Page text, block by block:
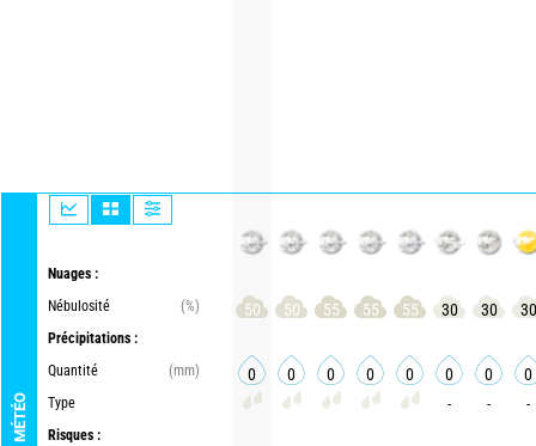
MÉTÉO
Nuages :
Nébulosité
(%)
Précipitations :
Quantité
(mm)
Type
Risques :
50 50 55 55 55 30 30 30
0 0 0 0 0 0 0 0
- - -